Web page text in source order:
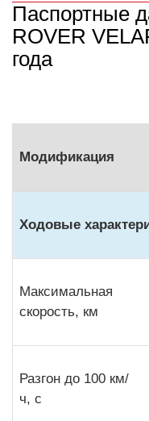
Паспортные
ROVER
года
Модификация
Ходовые
Максимальная
скорость, км
Разгон до 100 км/
ч, с